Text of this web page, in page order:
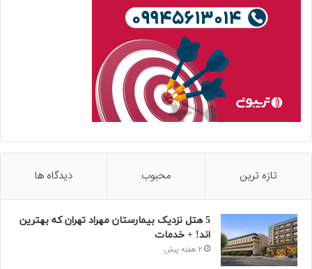
تازه ترین محبوب دیدگاه ها
5 هتل نزدیک بیمارستان مهراد تهران که بهترین‌
اند! + خدمات
2 هفته پیش